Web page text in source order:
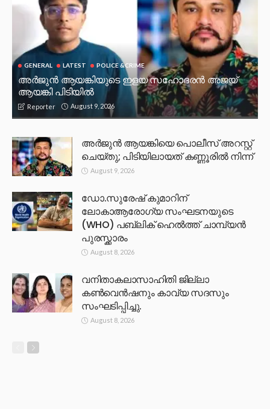
GENERAL LATEST POLICE &CRIME
അർജുൻ ആയങ്കിയുടെ ഇളയ സഹോദരൻ അജയ്
ആയങ്കി പിടിയിൽ
Reporter August 9, 2026
അർജുൻ ആയങ്കിയെ പൊലീസ് അറസ്റ്റ്
ചെയ്‌തു; പിടിയിലായത് കണ്ണൂരിൽ നിന്ന്
August 9, 2026
ഡോ.സുരേഷ് കുമാറിന്
ലോകാആരോഗ്യ സംഘടനയുടെ
(WHO) പബ്ലിക് ഹെൽത്ത് ചാമ്പ്യൻ
പുരസ്ക്കാരം
August 8, 2026
വനിതാകലാസാഹിതി ജില്ലാ
കൺവെൻഷനും കാവ്യ സദസും
സംഘടിപ്പിച്ചു.
August 8, 2026